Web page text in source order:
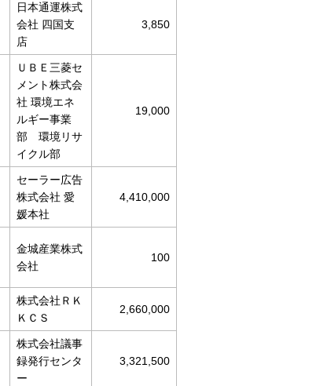
日本通運株式
会社 四国支
店
3,850
ＵＢＥ三菱セ
メント株式会
社 環境エネ
ルギー事業
部 環境リサ
イクル部
19,000
セーラー広告
株式会社 愛
媛本社
4,410,000
金城産業株式
会社
100
株式会社ＲＫ
ＫＣＳ
2,660,000
株式会社議事
録発行センタ
ー
3,321,500